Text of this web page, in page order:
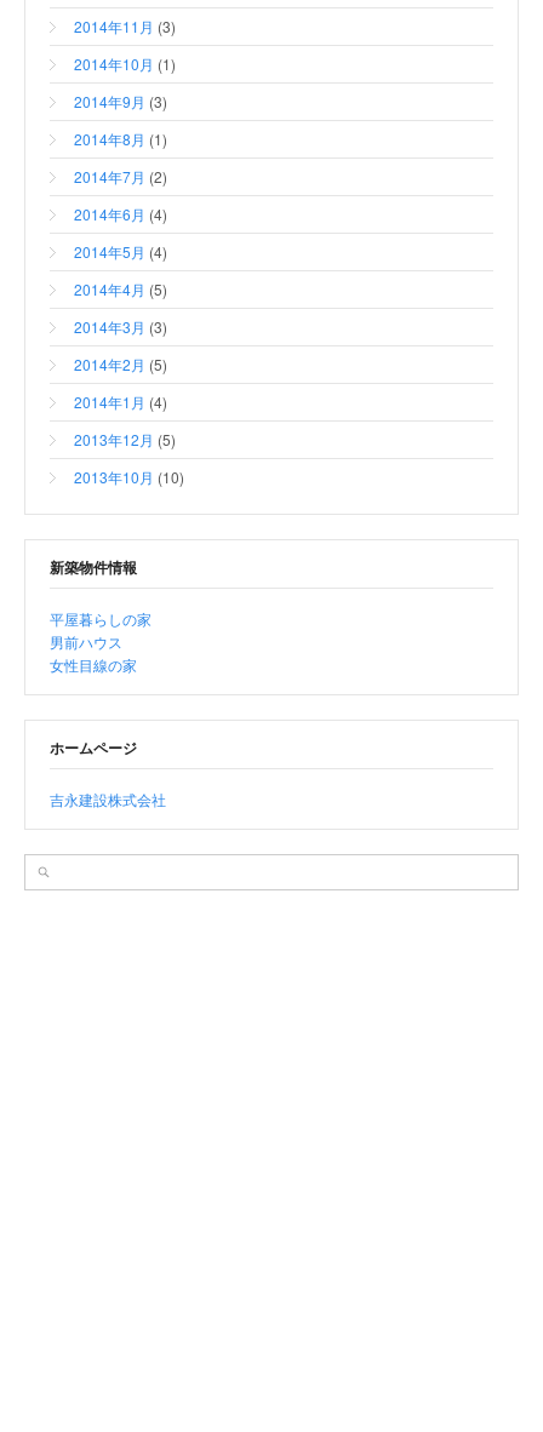
2014年11月 (3)
2014年10月 (1)
2014年9月 (3)
2014年8月 (1)
2014年7月 (2)
2014年6月 (4)
2014年5月 (4)
2014年4月 (5)
2014年3月 (3)
2014年2月 (5)
2014年1月 (4)
2013年12月 (5)
2013年10月 (10)
新築物件情報
平屋暮らしの家
男前ハウス
女性目線の家
ホームページ
吉永建設株式会社